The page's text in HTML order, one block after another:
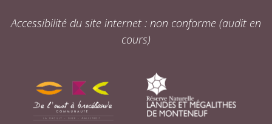
Accessibilité du site internet : non conforme (audit en
cours)